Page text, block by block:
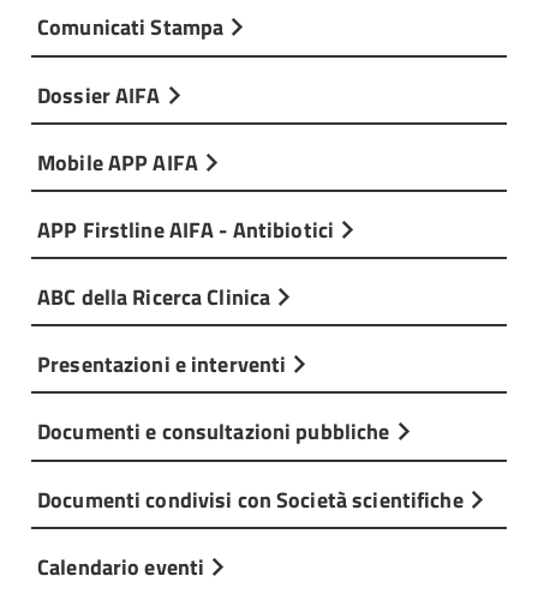
Comunicati Stampa
Dossier AIFA
Mobile APP AIFA
APP Firstline AIFA - Antibiotici
ABC della Ricerca Clinica
Presentazioni e interventi
Documenti e consultazioni pubbliche
Documenti condivisi con Società scientifiche
Calendario eventi